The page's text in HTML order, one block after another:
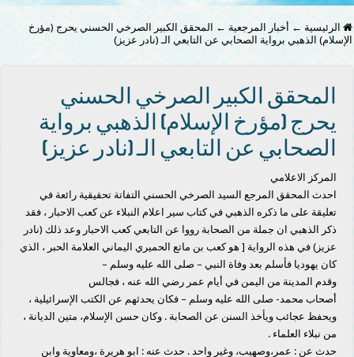
الرئيسية ← أخبار المرجعية ← المحقق الكبير الصرخي الحسني يحرج (مؤرخ
الإسلام) الذهبي برواية الصحابي عن التابعي الـ (نادر عزيز)
المحقق الكبير الصرخي الحسني
يحرج (مؤرخ الإسلام) الذهبي برواية
الصحابي عن التابعي الـ (نادر عزيز)
المركز الاعلامي
احدث المحقق المرجع السيد الصرخي الحسني التفاتة تحقيقية رائعة في
تعليقة على ما ذكره الذهبي في كتاب سير اعلام النبلاء عن كعب الاحبار ، فقد
ذكر الذهبي ان جملة من الصحابة رووا عن التابعي كعب الاحبار وعد ذلك (نادر
عزيز) في هذه الرواية [ هو كعب بن ماتع الحميري اليماني العلامة الحبر ، الذي
كان يهوديا فأسلم بعد وفاة النبي – صلى الله عليه وسلم –
وقدم المدينة من اليمن في أيام عمر رضي الله عنه ، فجالس
أصحاب محمد- صلى الله عليه وسلم – فكان يحدثهم عن الكتب الإسرائيلية ،
ويحفظ عجائب ويأخذ السنن عن الصحابة . وكان حسن الإسلام، متين الديانة ،
من نبلاء العلماء .
حدث عن : عمر،وصهيب، وغير واحد . حدث عنه : ابو هريرة ،ومعاوية وابن